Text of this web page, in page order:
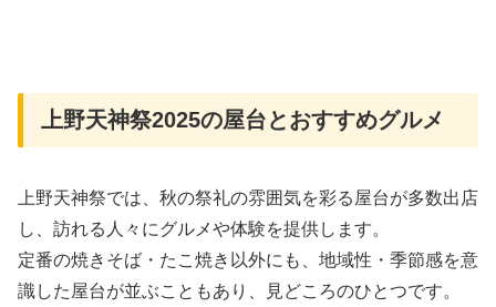
上野天神祭2025の屋台とおすすめグルメ
上野天神祭では、秋の祭礼の雰囲気を彩る屋台が多数出店
し、訪れる人々にグルメや体験を提供します。
定番の焼きそば・たこ焼き以外にも、地域性・季節感を意
識した屋台が並ぶこともあり、見どころのひとつです。